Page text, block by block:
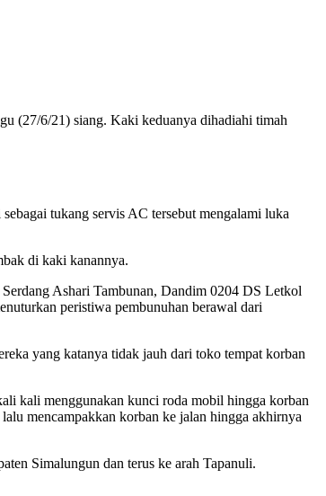
(27/6/21) siang. Kaki keduanya dihadiahi timah
tukang servis AC tersebut mengalami luka
di kaki kanannya.
Ashari Tambunan, Dandim 0204 DS Letkol
peristiwa pembunuhan berawal dari
yang katanya tidak jauh dari toko tempat korban
kali menggunakan kunci roda mobil hingga korban
mencampakkan korban ke jalan hingga akhirnya
Simalungun dan terus ke arah Tapanuli.